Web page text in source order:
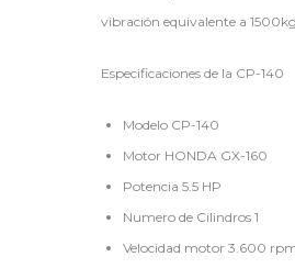
vibración equivalente a
Especificaciones de la CP-140
Modelo CP-140
Motor HONDA GX-160
Potencia 5.5 HP
Numero de Cilindros 1
Velocidad motor 3.600